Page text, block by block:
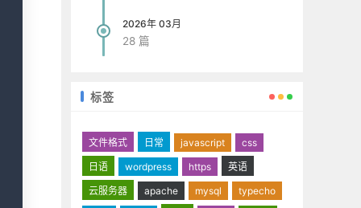
2026年 03月
28 篇
标签
文件格式 日常 javascript
css
日语
wordpress https
英语
云服务器
apache mysql
typecho